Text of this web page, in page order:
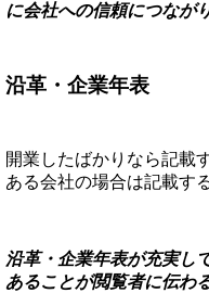
に会社への信頼につなが
沿革・企業年表
開業したばかりなら記載
ある会社の場合は記載す
沿革・企業年表が充実し
あることが閲覧者に伝わ